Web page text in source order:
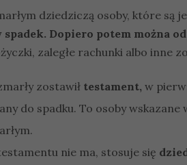
dziedziczą osoby, które są
Dopiero potem można
zaległe rachunki albo inne
zostawił testament, w
do spadku. To osoby
nie ma, stosuje się